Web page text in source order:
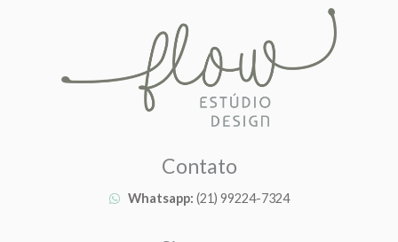
Contato
Whatsapp: (21) 99224-7324